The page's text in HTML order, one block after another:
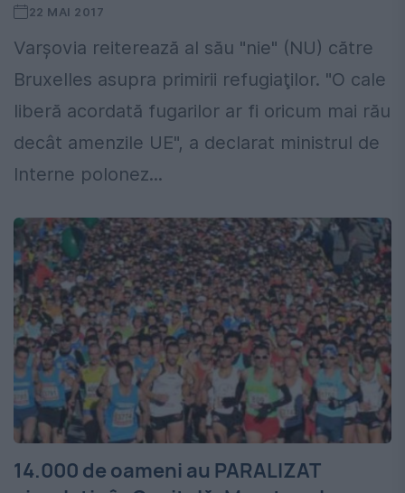
22 MAI 2017
Varşovia reiterează al său "nie" (NU) către
Bruxelles asupra primirii refugiaţilor. "O cale
liberă acordată fugarilor ar fi oricum mai rău
decât amenzile UE", a declarat ministrul de
Interne polonez...
14.000 de oameni au PARALIZAT